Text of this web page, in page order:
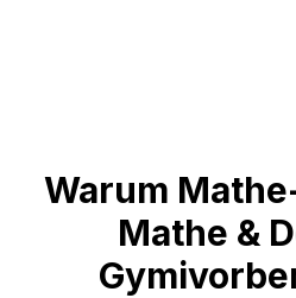
Warum
Mathe &